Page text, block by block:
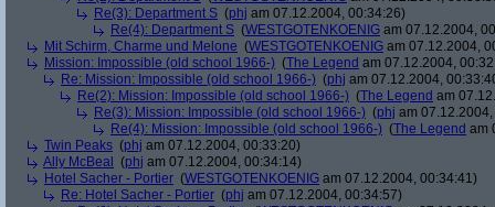
Re(3): Department S (phj am 07.12.2004, 00:34:26)
Re(4): Department S (WESTGOTENKOENIG am 07.12.2004,
Mit Schirm, Charme und Melone (WESTGOTENKOENIG am 07.12.2004,
Mission: Impossible (old school 1966-) (The Legend am 07.12.2004,
Re: Mission: Impossible (old school 1966-) (phj am 07.12.2004,
Re(2): Mission: Impossible (old school 1966-) (The Legend am
Re(3): Mission: Impossible (old school 1966-) (phj am
Re(4): Mission: Impossible (old school 1966-) (The Legend am
Twin Peaks (phj am 07.12.2004, 00:33:20)
Ally McBeal
(phj am 07.12.2004, 00:34:14)
Hotel Sacher - Portier (WESTGOTENKOENIG am 07.12.2004, 00:34:41)
Re: Hotel Sacher - Portier (phj am 07.12.2004, 00:34:57)